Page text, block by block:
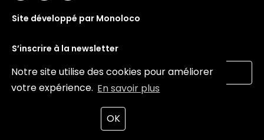
Notre site utilise des cookies pour améliorer
votre expérience. En savoir plus
OK
Site développé par Monoloco
S’inscrire à la newsletter
Valider